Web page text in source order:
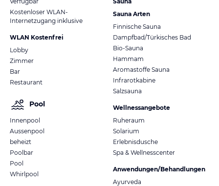
Kostenloser WLAN-
Internetzugang inklusive
WLAN Kostenfrei
Lobby
Zimmer
Bar
Restaurant
Pool
Innenpool
Aussenpool
beheizt
Poolbar
Pool
Whirlpool
Sauna Arten
Finnische Sauna
Dampfbad/Türkisches Bad
Bio-Sauna
Hammam
Aromastoffe Sauna
Infrarotkabine
Salzsauna
Wellnessangebote
Ruheraum
Solarium
Erlebnisdusche
Spa & Wellnesscenter
Anwendungen/Behandlungen
Ayurveda